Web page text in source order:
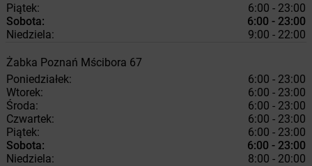
Piątek:
6:00 - 23:00
Sobota:
6:00 - 23:00
Niedziela:
9:00 - 22:00
Żabka Poznań Mścibora 67
Poniedziałek:
6:00 - 23:00
Wtorek:
6:00 - 23:00
Środa:
6:00 - 23:00
Czwartek:
6:00 - 23:00
Piątek:
6:00 - 23:00
Sobota:
6:00 - 23:00
Niedziela:
8:00 - 20:00